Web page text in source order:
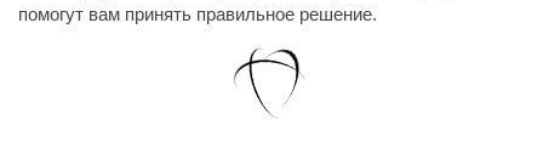
помогут вам принять правильное решение.